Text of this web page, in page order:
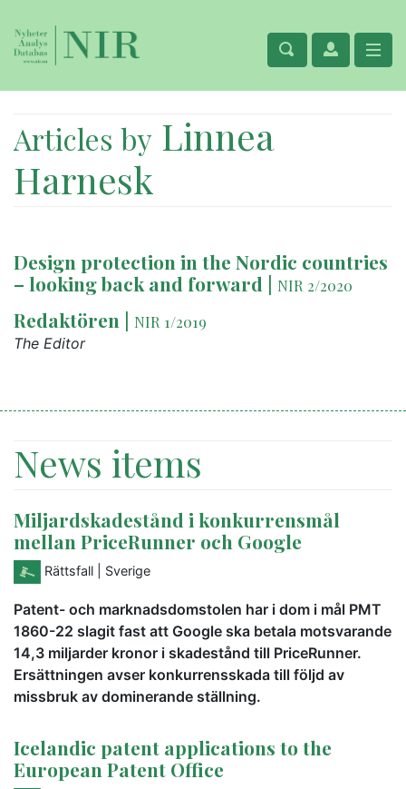
Articles by Linnea
Harnesk
Design protection in the Nordic countries
– looking back and forward | NIR 2/2020
Redaktören | NIR 1/2019
The Editor
News items
Miljardskadestånd i konkurrensmål
mellan PriceRunner och Google
Rättsfall | Sverige
Patent- och marknadsdomstolen har i dom i mål PMT
1860-22 slagit fast att Google ska betala motsvarande
14,3 miljarder kronor i skadestånd till PriceRunner.
Ersättningen avser konkurrensskada till följd av
missbruk av dominerande ställning.
Icelandic patent applications to the
European Patent Office